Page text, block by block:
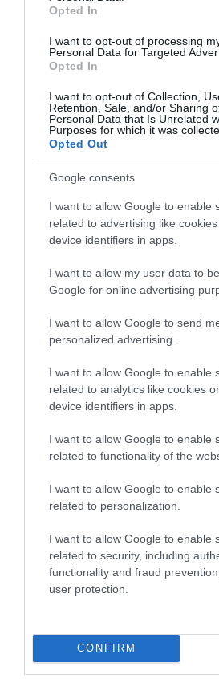
Opted In
I want to opt-out of processing
Personal Data for Targeted
Opted In
I want to opt-out of Collection,
Retention, Sale, and/or Sharing
Personal Data that Is Unrelated
Purposes for which it was
Opted Out
Google consents
I want to allow Google to enable
related to advertising like
device identifiers in apps.
I want to allow my user data to
Google for online advertising
I want to allow Google to send
personalized advertising.
I want to allow Google to enable
related to analytics like cookies
device identifiers in apps.
I want to allow Google to enable
related to functionality of the
I want to allow Google to enable
related to personalization.
I want to allow Google to enable
related to security, including
functionality and fraud
user protection.
CONFIRM
LIBERALIZMUS
Brüsszel megtámadta Magyarországot”
Viktor pénteken a Kossuth Rádióban. A
anyag...
ZÖLD UTAT ADOTT ORBÁNÉK
NEMZETI VÁLASZTÁSI BIZOTTSÁG
2021. július 30|Mindenki ügye
pénteki ülésén hitelesítette azokat a
amelyeket az Orbán-kormány azért
homof...
PUBLICUS: A FIDESZ-SZAVAZÓK
BUGYUTA KÉRDÉST FEL LEHET TENNI,
2021. augusztus 09| Mindenki ügye
A magyarok csaknem harmada
azért lesz homoszexuális, mert ilyen
ki a Publicus július végi közvélemény-
Népszava. ...
A KÚRIÁNÁL FELLEBBEZNEK AZ
2021. augusztus 13|Mindenki ügye
Eredetileg úgy volt, hogy csak a
megszűnése után lehet majd országos
amelynek értelmében nem ...
A KUTYAPÁRT MEGTÁMADTA A KÚRIÁN
"GYERMEKVÉDELMI"
2021. augusztus 16
– tette közzé Facebook-oldalán az
egész népszavazás „szembe megy a
rendeltetésével, h...